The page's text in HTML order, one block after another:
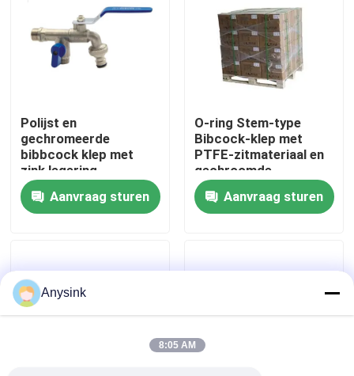
Over ons
Fabrieksreis
Kwaliteitscontrole
Contacteer ons
Vraag een offerte aan
Bibcockklep
Polijst en
gechromeerde
bibbcock klep met
zink legering
handgreep mate en
PTFE stoel materiaal
voor verbeterde
Aanvraag sturen
O-ring Stem-type
Bibcock-klep met
PTFE-zitmateriaal en
gechroomde
afwerking voor
keuken- en
nutsgebruik
Aanvraag sturen
Anysink
8:05 AM